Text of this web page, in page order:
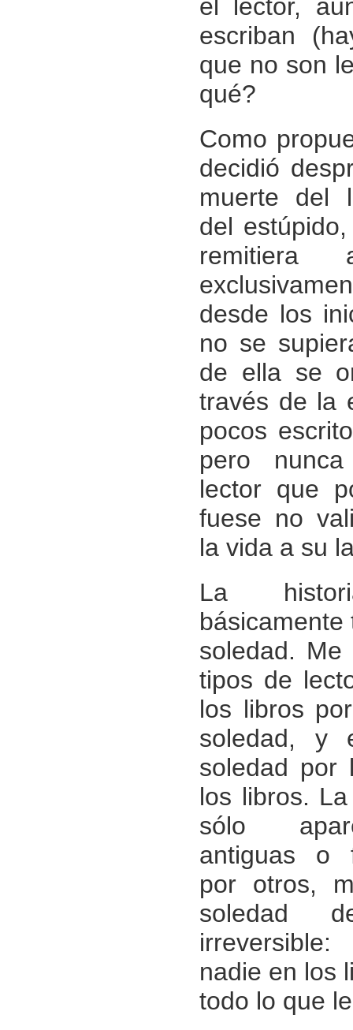
el lector,
escriban
que no son
qué?
Como
decidió
muerte del
del
desde los
no se
de ella se
través de la
pocos
pero
lector que
fuese no
la vida a su
La
soledad.
tipos de
los libros
soledad, y
soledad por
los libros.
sólo
antiguas o
por otros,
soledad
nadie en los
todo lo que